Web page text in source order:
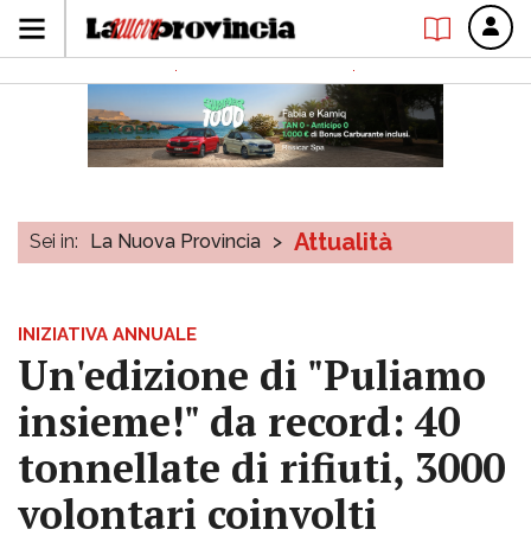
Sei in: La Nuova Provincia > Attualità
INIZIATIVA ANNUALE
Un'edizione di "Puliamo
insieme!" da record: 40
tonnellate di rifiuti, 3000
volontari coinvolti